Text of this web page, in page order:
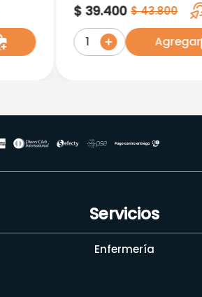
$ 39.400 $43.800
1 Agregar
Servicios
Enfermería